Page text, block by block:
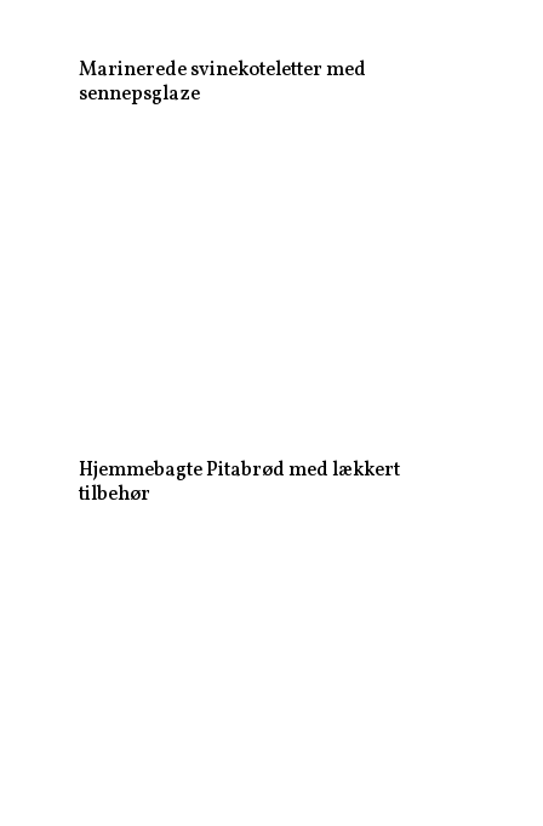
Marinerede svinekoteletter med
sennepsglaze
Hjemmebagte Pitabrød med lækkert
tilbehør